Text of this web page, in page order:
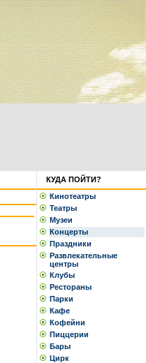
КУДА ПОЙТИ?
Кинотеатры
Театры
Музеи
Концерты
Праздники
Развлекательные
центры
Клубы
Рестораны
Парки
Кафе
Кофейни
Пиццерии
Бары
Цирк